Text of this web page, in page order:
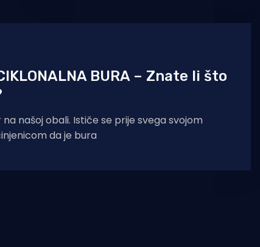
Po datumima pojavljivanja
BURA – Znate li što
našoj obali. Ističe se prije svega svojom
da je bura